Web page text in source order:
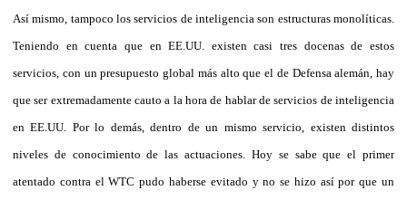
Así mismo, tampoco los servicios de inteligencia son estructuras monolíticas.
Teniendo en cuenta que en EE.UU. existen casi tres docenas de estos
servicios, con un presupuesto global más alto que el de Defensa alemán, hay
que ser extremadamente cauto a la hora de hablar de servicios de inteligencia
en EE.UU. Por lo demás, dentro de un mismo servicio, existen distintos
niveles de conocimiento de las actuaciones. Hoy se sabe que el primer
atentado contra el WTC pudo haberse evitado y no se hizo así por que un